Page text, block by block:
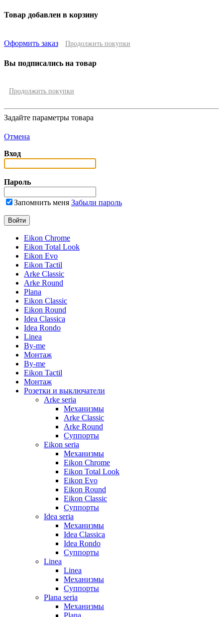
Товар добавлен в корзину
Оформить заказ Продолжить покупки
Вы подписались на товар
Продолжить покупки
Задайте параметры товара
Отмена
Вход
Пароль
Запомнить меня Забыли пароль
Eikon Chrome
Eikon Total Look
Eikon Evo
Eikon Tactil
Arke Classic
Arke Round
Plana
Eikon Classic
Eikon Round
Idea Classica
Idea Rondo
Linea
By-me
Монтаж
By-me
Eikon Tactil
Монтаж
Розетки и выключатели
Arke seria
Механизмы
Arke Classic
Arke Round
Суппорты
Eikon seria
Механизмы
Eikon Chrome
Eikon Total Look
Eikon Evo
Eikon Round
Eikon Classic
Суппорты
Idea seria
Механизмы
Idea Classica
Idea Rondo
Суппорты
Linea
Linea
Механизмы
Суппорты
Plana seria
Механизмы
Plana